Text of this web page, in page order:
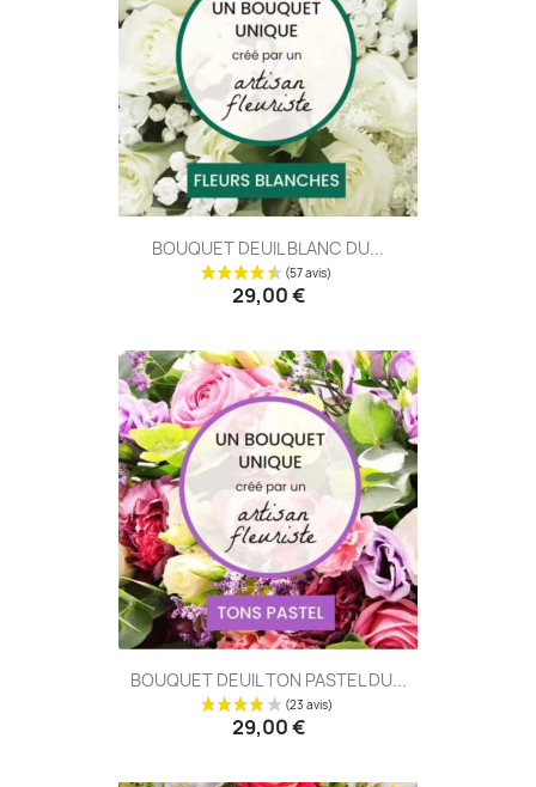
BOUQUET DEUIL BLANC DU...
29,00 €
BOUQUET DEUIL TON PASTEL DU...
29,00 €